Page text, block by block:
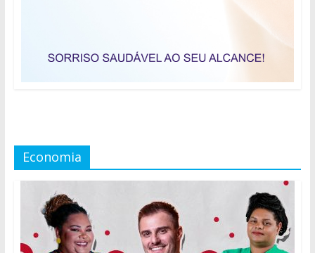
Economia